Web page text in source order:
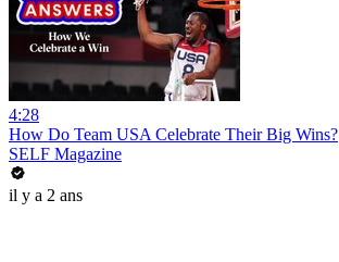
4:28
How Do Team USA Celebrate Their Big Wins?
SELF Magazine
il y a 2 ans